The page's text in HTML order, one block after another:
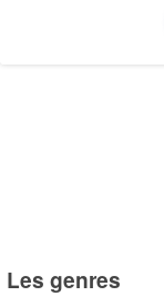
Les genres